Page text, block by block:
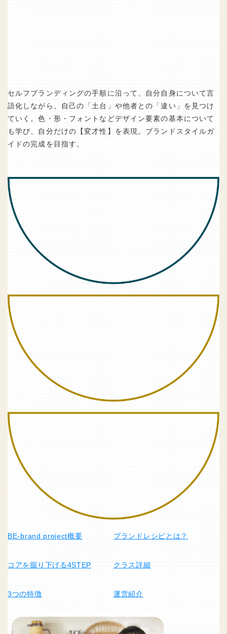
セルフブランディングの手順に沿って、自分自身について言
語化しながら、自己の「土台」や他者との「違い」を見つけ
ていく。色・形・フォントなどデザイン要素の基本について
も学び、自分だけの【変才性】を表現。ブランドスタイルガ
イドの完成を目指す。
BE-brand project概要 ブランドレシピとは？
コアを掘り下げる4STEP クラス詳細
3つの特徴 運営紹介